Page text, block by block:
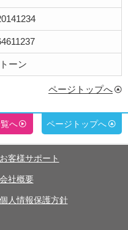
ーン
ページトップへ
へ ページトップへ
お客様サポート
会社概要
個人情報保護方針